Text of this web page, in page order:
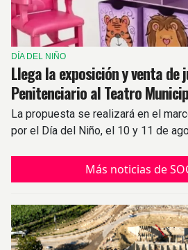
DÍA DEL NIÑO
Llega la exposición y venta de
Penitenciario al Teatro
La propuesta se realizará en el
por el Día del Niño, el 10 y 11 de
Más noticias de